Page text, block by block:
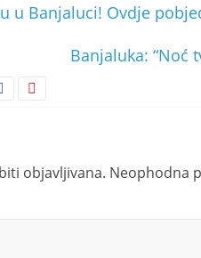
u Banjaluci! Ovdje
Banjaluka: “Noć
objavljivana. Neophodna